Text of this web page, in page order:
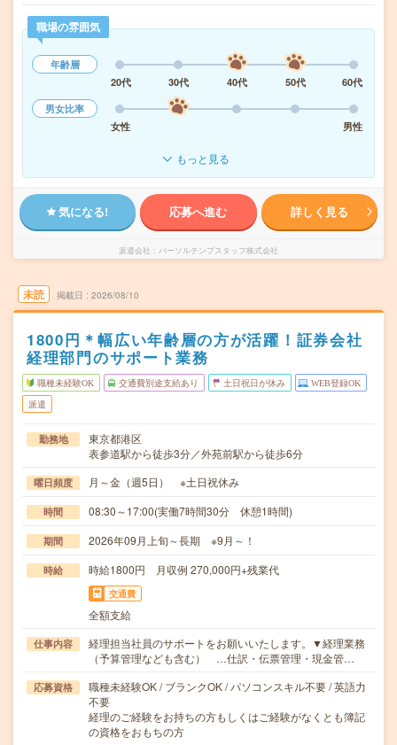
職場の雰囲気
年齢層
20代
30代 40代 50代
60代
男女比率
女性
男性
もっと見る
気になる! 応募へ進む 詳しく見る
派遣会社 パーソルテンプスタッフ株式会社
未読 掲載日 2026/08/10
1800円＊幅広い年齢層の方が活躍！証券会社
経理部門のサポート業務
職種未経験OK 交通費別途支給あり 土日祝日が休み WEB登録OK
派遣
勤務地
東京都港区
表参道駅から徒歩3分／外苑前駅から徒歩6分
曜日頻度 月～金（週5日） ※土日祝休み
時間 08:30～17:00(実働7時間30分 休憩1時間)
期間 2026年09月上旬～長期 ※9月～！
時給 時給1800円 月収例 270,000円+残業代
交通費
全額支給
仕事内容
経理担当社員のサポートをお願いいたします。▼経理業務
（予算管理なども含む） …仕訳・伝票管理・現金管…
応募資格
職種未経験OK / ブランクOK / パソコンスキル不要 / 英語力
不要
経理のご経験をお持ちの方もしくはご経験がなくとも簿記
の資格をおもちの方